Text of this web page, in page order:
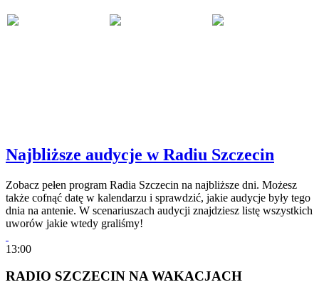
Najbliższe audycje w Radiu Szczecin
Zobacz pełen program Radia Szczecin na najbliższe dni. Możesz
także cofnąć datę w kalendarzu i sprawdzić, jakie audycje były tego
dnia na antenie. W scenariuszach audycji znajdziesz listę wszystkich
uworów jakie wtedy graliśmy!
13:00
RADIO SZCZECIN NA WAKACJACH